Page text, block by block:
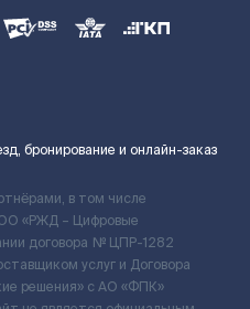
бронирование и онлайн-заказ
в том числе
«РЖД – Цифровые
договора № ЦПР-1282
услуг и Договора
решения» c АО «ФПК»